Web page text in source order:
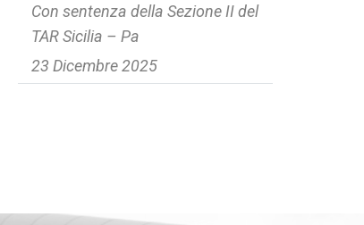
Con sentenza della Sezione II del
TAR Sicilia – Pa
23 Dicembre 2025